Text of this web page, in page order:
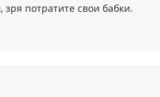
зря потратите свои бабки.